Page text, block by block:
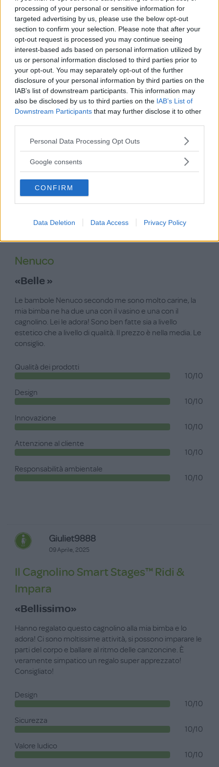
processing of your personal or sensitive information for
targeted advertising by us, please use the below opt-out
section to confirm your selection. Please note that after your
opt-out request is processed you may continue seeing
interest-based ads based on personal information utilized by
us or personal information disclosed to third parties prior to
your opt-out. You may separately opt-out of the further
disclosure of your personal information by third parties on the
IAB’s list of downstream participants. This information may
also be disclosed by us to third parties on the IAB’s List of
Downstream Participants that may further disclose it to other
Please note that this website/app uses one or more Google
not limited to your visit or usage behaviour. You may click to
use your data for below specified purposes in below Google
consent section.
Personal Data Processing Opt Outs
Google consents
CONFIRM
Data Deletion Data Access Privacy Policy
anni in su.
Design
10/10
Valore ludico
10/10
Valore educativo
10/10
10/10
Prezzo
8/10
Giuliet9888
Nenuco
«Belle »
Le bambole Nenuco secondo me sono molto carine, la
mia bimba ne ha due una con il vasino e una con il
cagnolino. Lei le adora! Sono ben fatte sia a livello
estetico che a livello di qualità. Il prezzo è nella media. Le
consiglio.
Qualità dei prodotti
10/10
Design
10/10
Innovazione
10/10
Attenzione al cliente
10/10
Responsabilità ambientale
10/10
Giuliet9888
09 Aprile, 2025
Il Cagnolino Smart Stages™ Ridi &
Impara
«Bellissimo»
Hanno regalato questo cagnolino alla mia bimba e lo
adora! Ci sono moltissime attività, si possono imparare le
parti del corpo e ballare al ritmo delle canzoncine. È
veramente simpatico un regalo super apprezzato!
Consigliato!
Design
10/10
Sicurezza
10/10
Valore ludico
10/10